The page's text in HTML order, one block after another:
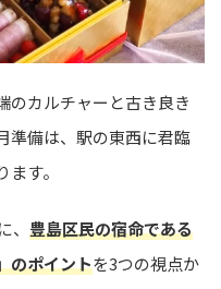
のカルチャーと古き良き
準備は、駅の東西に君臨
す。
豊島区民の宿命である
のポイントを3つの視点か